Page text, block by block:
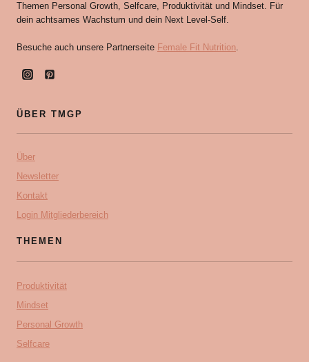
Themen Personal Growth, Selfcare, Produktivität und Mindset. Für
dein achtsames Wachstum und dein Next Level-Self.
Besuche auch unsere Partnerseite Female Fit Nutrition.
ÜBER TMGP
Über
Newsletter
Kontakt
Login Mitgliederbereich
THEMEN
Produktivität
Mindset
Personal Growth
Selfcare